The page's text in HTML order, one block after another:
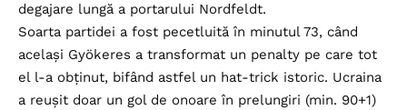
degajare lungă a portarului Nordfeldt.
Soarta partidei a fost pecetluită în minutul 73, când
același Gyökeres a transformat un penalty pe care tot
el l-a obținut, bifând astfel un hat-trick istoric. Ucraina
a reușit doar un gol de onoare în prelungiri (min. 90+1)